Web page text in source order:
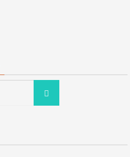
Buscar